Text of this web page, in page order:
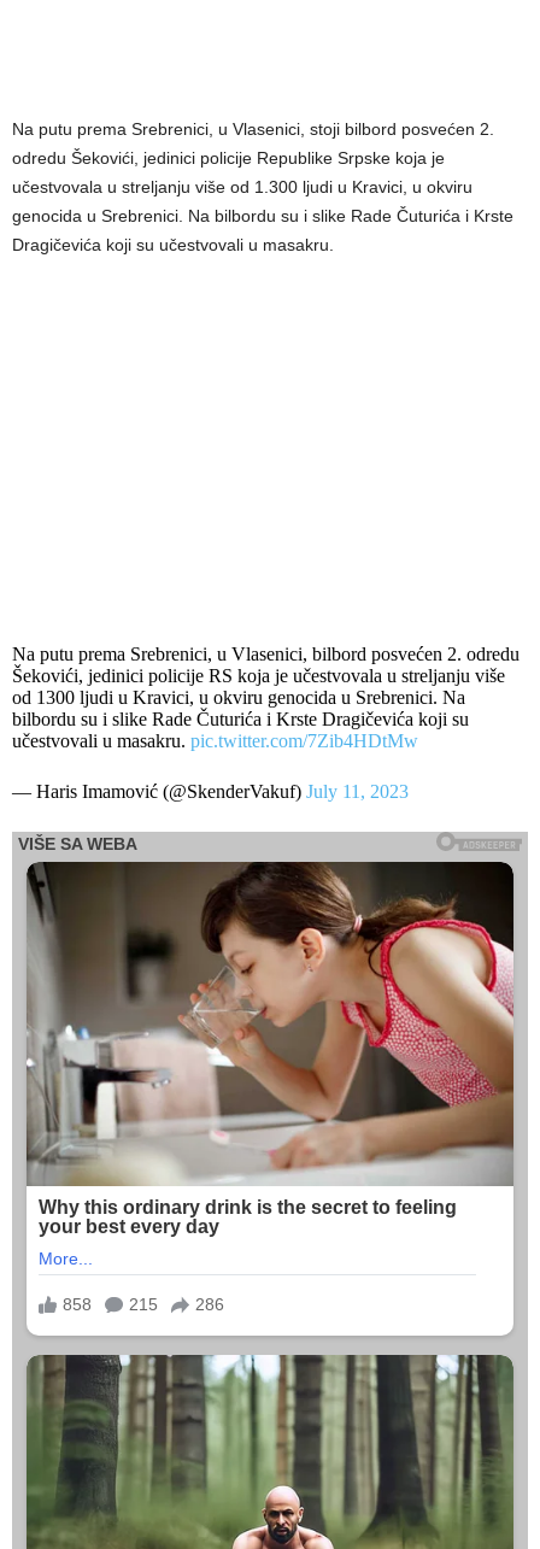
Na putu prema Srebrenici, u Vlasenici, stoji bilbord posvećen 2.
odredu Šekovići, jedinici policije Republike Srpske koja je
učestvovala u streljanju više od 1.300 ljudi u Kravici, u okviru
genocida u Srebrenici. Na bilbordu su i slike Rade Čuturića i Krste
Dragičevića koji su učestvovali u masakru.
Na putu prema Srebrenici, u Vlasenici, bilbord posvećen 2. odredu
Šekovići, jedinici policije RS koja je učestvovala u streljanju više
od 1300 ljudi u Kravici, u okviru genocida u Srebrenici. Na
bilbordu su i slike Rade Čuturića i Krste Dragičevića koji su
učestvovali u masakru. pic.twitter.com/7Zib4HDtMw
— Haris Imamović (@SkenderVakuf) July 11, 2023